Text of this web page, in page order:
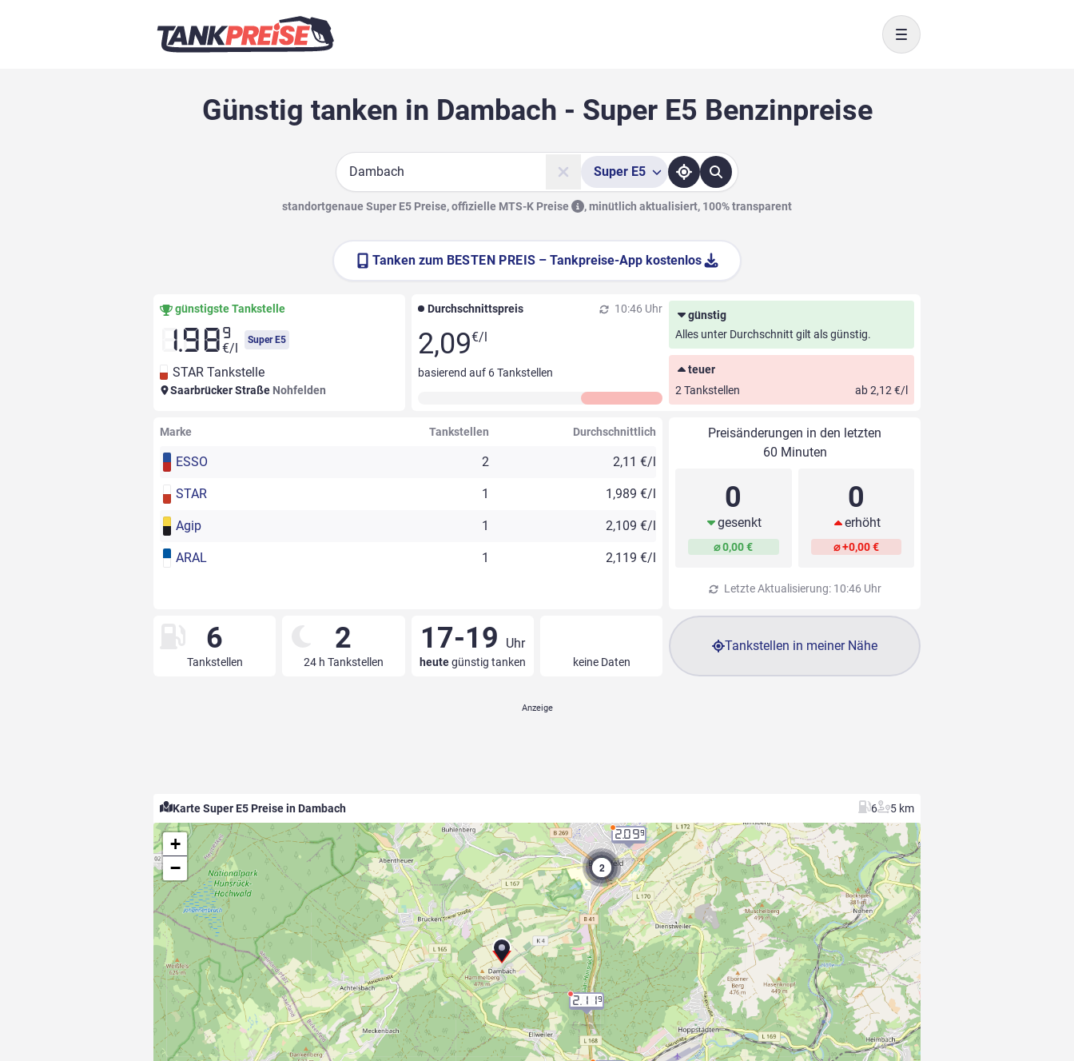
Toggle navigation
Günstig tanken in Dambach - Super E5 Benzinpreise
Suche
Super E5
standortgenaue Super E5 Preise, offizielle MTS-K Preise ,minütlich aktualisiert, 100% transparent
Tanken zum BESTEN PREIS – Tankpreise-App kostenlos
günstigste Tankstelle
1.98 9
€/l
Super E5
STAR Tankstelle
Saarbrücker Straße Nohfelden
Durchschnittspreis 10:46 Uhr
2,09€/l
basierend auf 6Tankstellen
günstig
Alles unter Durchschnitt gilt als günstig.
teuer
2 Tankstellen
ab 2,12 €/l
Marke Tankstellen Durchschnittlich
ESSO 2 2,11 €/l
STAR 1 1,989 €/l
Agip 1 2,109 €/l
ARAL 1 2,119 €/l
Preisänderungen in den letzten
60 Minuten
0
gesenkt
⌀ 0,00 €
0
erhöht
⌀ +0,00 €
Letzte Aktualisierung: 10:46 Uhr
6
Tankstellen
2
24 h Tankstellen
17-19 Uhr
heutegünstig tanken keine Daten
Tankstellen in meiner Nähe
Karte Super E5 Preise in Dambach 6 5 km
2.119
2.099
2
+
−